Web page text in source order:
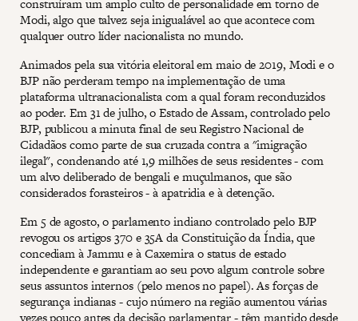
Modi, algo que talvez seja inigualável ao que acontece com
qualquer outro líder nacionalista no mundo.
Animados pela sua vitória eleitoral em maio de 2019, Modi e o
BJP não perderam tempo na implementação de uma
plataforma ultranacionalista com a qual foram reconduzidos
ao poder. Em 31 de julho, o Estado de Assam, controlado pelo
BJP, publicou a minuta final de seu Registro Nacional de
Cidadãos como parte de sua cruzada contra a "imigração
ilegal", condenando até 1,9 milhões de seus residentes - com
um alvo deliberado de bengali e muçulmanos, que são
considerados forasteiros - à apatridia e à detenção.
Em 5 de agosto, o parlamento indiano controlado pelo BJP
revogou os artigos 370 e 35A da Constituição da Índia, que
concediam à Jammu e à Caxemira o status de estado
independente e garantiam ao seu povo algum controle sobre
seus assuntos internos (pelo menos no papel). As forças de
segurança indianas - cujo número na região aumentou várias
vezes pouco antes da decisão parlamentar - têm mantido desde